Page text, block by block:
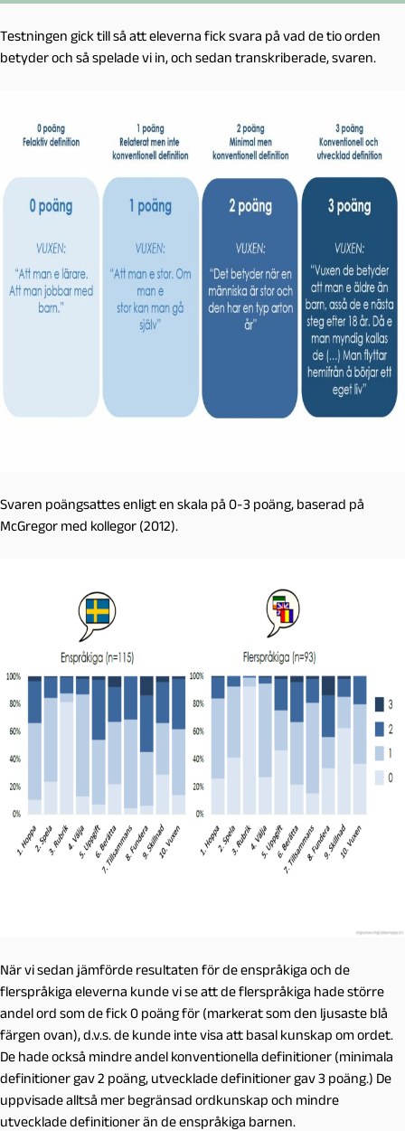
Testningen gick till så att eleverna fick svara på vad de tio orden
betyder och så spelade vi in, och sedan transkriberade, svaren.
Svaren poängsattes enligt en skala på 0-3 poäng, baserad på
McGregor med kollegor (2012).
När vi sedan jämförde resultaten för de enspråkiga och de
flerspråkiga eleverna kunde vi se att de flerspråkiga hade större
andel ord som de fick 0 poäng för (markerat som den ljusaste blå
färgen ovan), d.v.s. de kunde inte visa att basal kunskap om ordet.
De hade också mindre andel konventionella definitioner (minimala
definitioner gav 2 poäng, utvecklade definitioner gav 3 poäng.) De
uppvisade alltså mer begränsad ordkunskap och mindre
utvecklade definitioner än de enspråkiga barnen.